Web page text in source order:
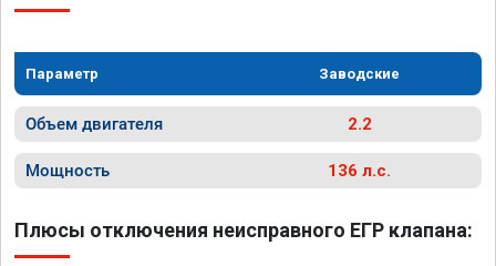
Параметр Заводские
Объем двигателя 2.2
Мощность 136 л.с.
Плюсы отключения неисправного ЕГР клапана: